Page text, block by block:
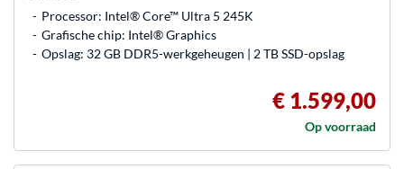
Processor: Intel® Core™ Ultra 5 245K
Grafische chip: Intel® Graphics
Opslag: 32 GB DDR5-werkgeheugen | 2 TB SSD-opslag
€ 1.599,00
Op voorraad